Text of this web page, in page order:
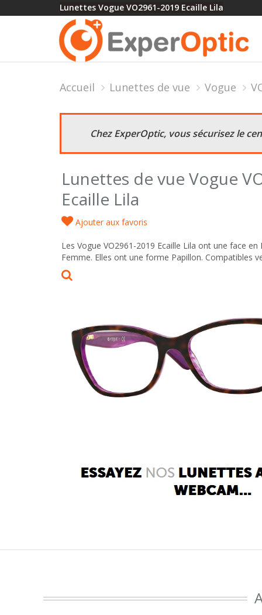
Lunettes Vogue VO2961-2019 Ecaille Lila
Accueil Lunettes de vue Vogue
Chez ExperOptic, vous sécurisez le
Lunettes de vue Vogue
Ecaille Lila
Ajouter aux favoris
Les Vogue VO2961-2019 Ecaille Lila ont une face
Femme. Elles ont une forme Papillon. Compatibles